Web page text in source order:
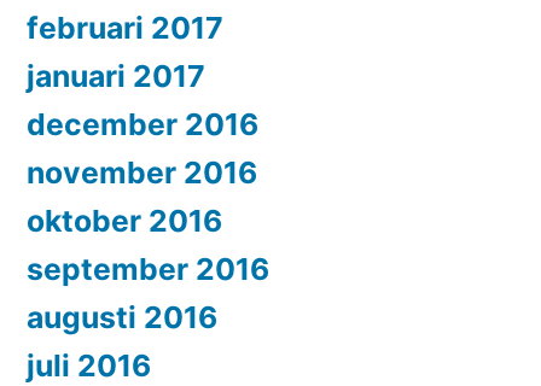
februari 2017
januari 2017
december 2016
november 2016
oktober 2016
september 2016
augusti 2016
juli 2016